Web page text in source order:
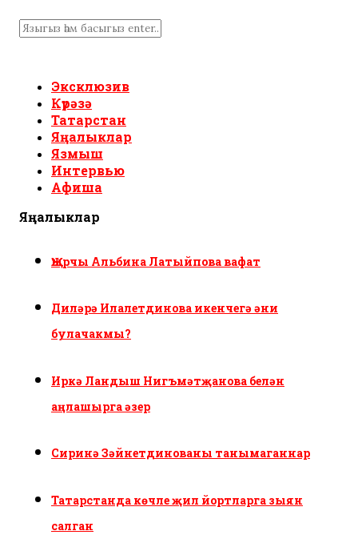
Эксклюзив
Күрәзә
Татарстан
Яңалыклар
Язмыш
Интервью
Афиша
Яңалыклар
Җырчы Альбина Латыйпова вафат
Диләрә Илалетдинова икенчегә әни
булачакмы?
Иркә Ландыш Нигъмәтҗанова белән
аңлашырга әзер
Сиринә Зәйнетдинованы танымаганнар
Татарстанда көчле җил йортларга зыян
салган